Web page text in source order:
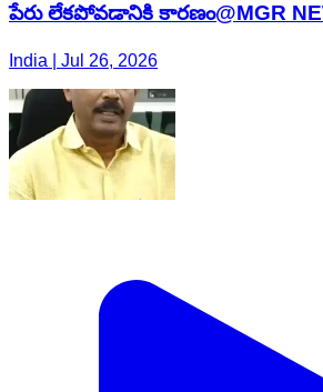
పేరు లేకపోవడానికి కారణం@MGR
India | Jul 26, 2026